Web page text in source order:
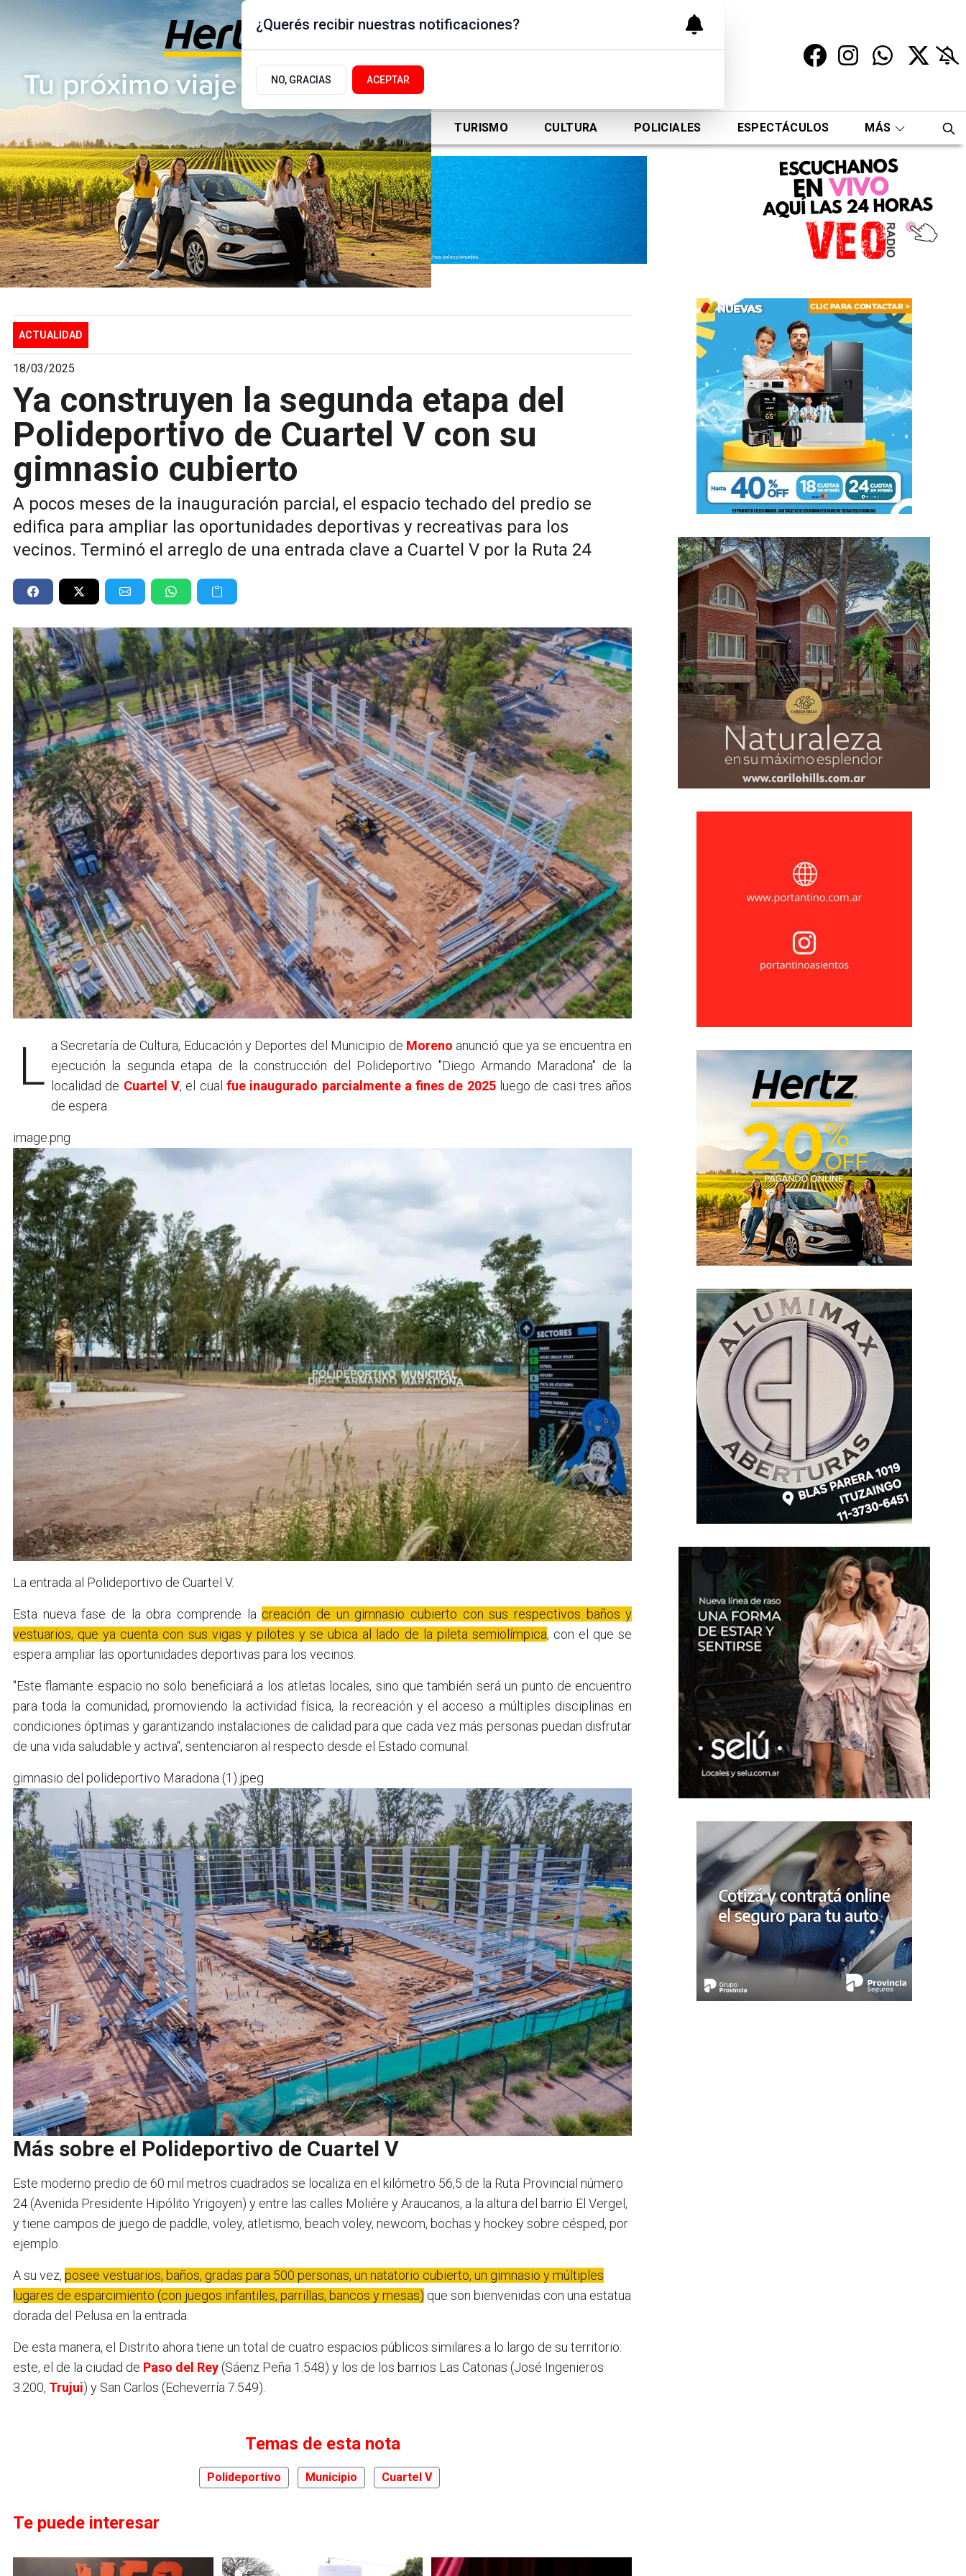
Jueves 6 de Agosto
de 2026
17.9ºc | Buenos Aires, AR
ACTUALIDAD POLÍTICA DEPORTES TURISMO CULTURA POLICIALES ESPECTÁCULOS MÁS
ACTUALIDAD
18/03/2025
Ya construyen la segunda etapa del
Polideportivo de Cuartel V con su
gimnasio cubierto
A pocos meses de la inauguración parcial, el espacio techado del predio se
edifica para ampliar las oportunidades deportivas y recreativas para los
vecinos. Terminó el arreglo de una entrada clave a Cuartel V por la Ruta 24
La Secretaría de Cultura, Educación y Deportes del Municipio de Moreno anunció que ya se encuentra en
ejecución la segunda etapa de la construcción del Polideportivo "Diego Armando Maradona" de la
localidad de Cuartel V, el cual fue inaugurado parcialmente a fines de 2025luego de casi tres años
de espera.
image.png
La entrada al Polideportivo de Cuartel V.
Esta nueva fase de la obra comprende la creación de un gimnasio cubierto con sus respectivos baños y
vestuarios, que ya cuenta con sus vigas y pilotes y se ubica al lado de la pileta semiolímpica, con el que se
espera ampliar las oportunidades deportivas para los vecinos.
"Este flamante espacio no solo beneficiará a los atletas locales, sino que también será un punto de encuentro
para toda la comunidad, promoviendo la actividad física, la recreación y el acceso a múltiples disciplinas en
condiciones óptimas y garantizando instalaciones de calidad para que cada vez más personas puedan disfrutar
de una vida saludable y activa", sentenciaron al respecto desde el Estado comunal.
gimnasio del polideportivo Maradona (1).jpeg
Más sobre el Polideportivo de Cuartel V
Este moderno predio de 60 mil metros cuadrados se localiza en el kilómetro 56,5 de la Ruta Provincial número
24 (Avenida Presidente Hipólito Yrigoyen) y entre las calles Moliére y Araucanos, a la altura del barrio El Vergel,
y tiene campos de juego de paddle, voley, atletismo, beach voley, newcom, bochas y hockey sobre césped, por
ejemplo.
A su vez, posee vestuarios, baños, gradas para 500 personas, un natatorio cubierto, un gimnasio y múltiples
lugares de esparcimiento (con juegos infantiles, parrillas, bancos y mesas) que son bienvenidas con una estatua
dorada del Pelusa en la entrada.
De esta manera, el Distrito ahora tiene un total de cuatro espacios públicos similares a lo largo de su territorio:
este, el de la ciudad de Paso del Rey (Sáenz Peña 1.548) y los de los barrios Las Catonas (José Ingenieros
3.200, Trujui) y San Carlos (Echeverría 7.549).
Temas de esta nota
Polideportivo Municipio Cuartel V
Te puede interesar
¿Querés recibir nuestras notificaciones?
NO, GRACIAS ACEPTAR